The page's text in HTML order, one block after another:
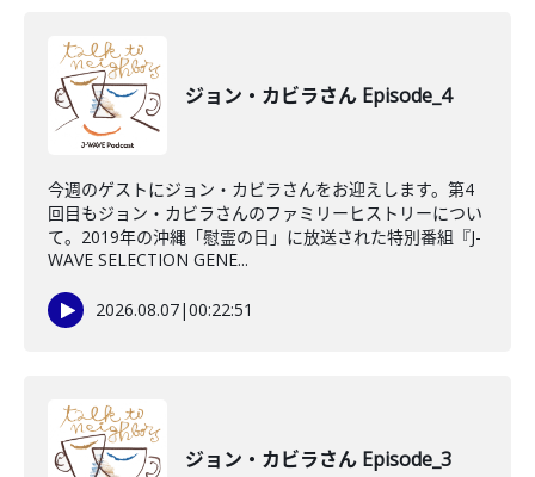
ジョン・カビラさん Episode_4
今週のゲストにジョン・カビラさんをお迎えします。第4
回目もジョン・カビラさんのファミリーヒストリーについ
て。2019年の沖縄「慰霊の日」に放送された特別番組『J-
WAVE SELECTION GENE...
2026.08.07|00:22:51
ジョン・カビラさん Episode_3